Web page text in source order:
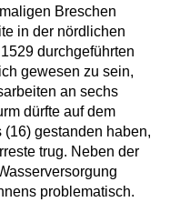
Breschen
in der nördlichen
durchgeführten
gewesen zu sein,
an sechs
dürfte auf dem
gestanden haben,
trug. Neben der
problematisch.